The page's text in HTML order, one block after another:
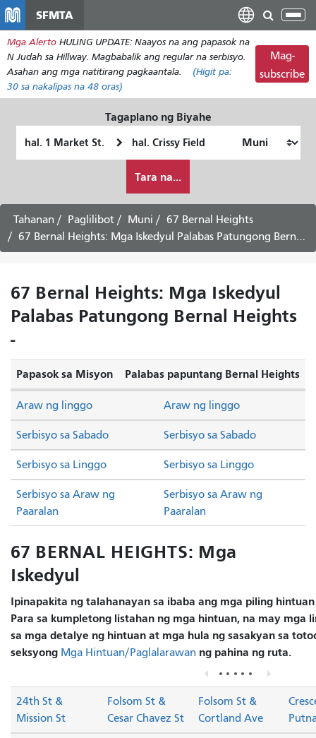
pangunahing
nilalaman
SFMTA
I-
ang
Mga Alerto HULING UPDATE: Naayos na ang papasok na
N Judah sa Hillway. Magbabalik ang regular na serbisyo.
Asahan ang mga natitirang pagkaantala.
(Higit pa:
30 sa nakalipas na 48 oras)
Mag-
subscribe
Tagaplano ng Biyahe
ko
gustong
maglakbay
Tara na...
Tahanan Paglilibot Muni
67 Bernal Heights
67 Bernal Heights: Mga Iskedyul Palabas Patungong Bernal Heights -
67 Bernal Heights: Mga Iskedyul
Palabas Patungong Bernal Heights
-
Papasok sa Misyon Palabas papuntang Bernal Heights
Serbisyo sa Sabado Serbisyo sa Sabado
Serbisyo sa Linggo Serbisyo sa Linggo
Araw ng linggo Araw ng linggo
Serbisyo sa Araw ng
Paaralan
Serbisyo sa Araw ng
Paaralan
67 BERNAL HEIGHTS: Mga
Iskedyul
Ipinapakita ng talahanayan sa ibaba ang mga piling
Para sa kumpletong listahan ng mga hintuan, na may mga
sa mga detalye ng hintuan at mga hula ng sasakyan sa
seksyong Mga Hintuan/Paglalarawan ng pahina ng ruta.
24th St &
Mission St
Folsom St &
Cesar Chavez St
Folsom St &
Cortland Ave